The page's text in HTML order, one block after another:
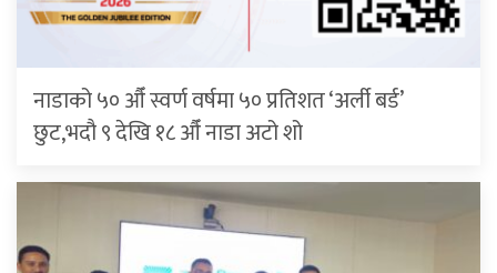
नाडाको ५० औँ स्वर्ण वर्षमा ५० प्रतिशत ‘अर्ली बर्ड’
छुट,भदौ ९ देखि १८ औँ नाडा अटो शो